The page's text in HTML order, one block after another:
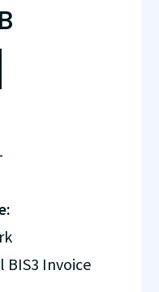
BIS3 Invoice